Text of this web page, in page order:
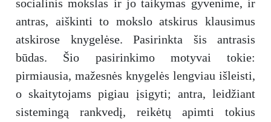
socialinis mokslas ir jo taikymas gyvenime, ir
antras, aiškinti to mokslo atskirus klausimus
atskirose knygelėse. Pasirinkta šis antrasis
būdas. Šio pasirinkimo motyvai tokie:
pirmiausia, mažesnės knygelės lengviau išleisti,
o skaitytojams pigiau įsigyti; antra, leidžiant
sistemingą rankvedį, reikėtų apimti tokius